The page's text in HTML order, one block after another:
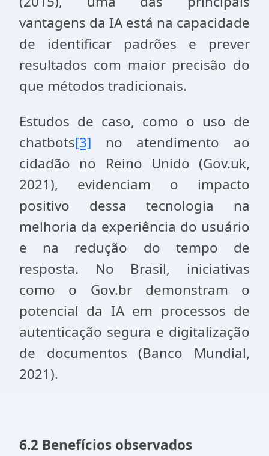
vantagens da IA está na capacidade
de identificar padrões e prever
resultados com maior precisão do
que métodos tradicionais.
Estudos de caso, como o uso de
chatbots[3] no atendimento ao
cidadão no Reino Unido (Gov.uk,
2021), evidenciam o impacto
positivo dessa tecnologia na
melhoria da experiência do usuário
e na redução do tempo de
resposta. No Brasil, iniciativas
como o Gov.br demonstram o
potencial da IA em processos de
autenticação segura e digitalização
de documentos (Banco Mundial,
2021).
6.2 Benefícios observados